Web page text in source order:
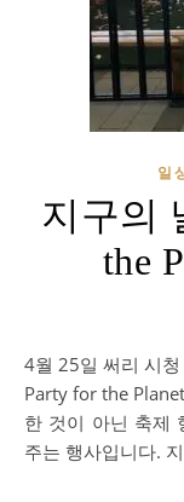
일
지구의
the
4월 25일 써리 시청 앞의 광장에서 펼쳐지는 지구의 날 행사인
Party for the
한 것이 아닌 축제
주는 행사입니다.